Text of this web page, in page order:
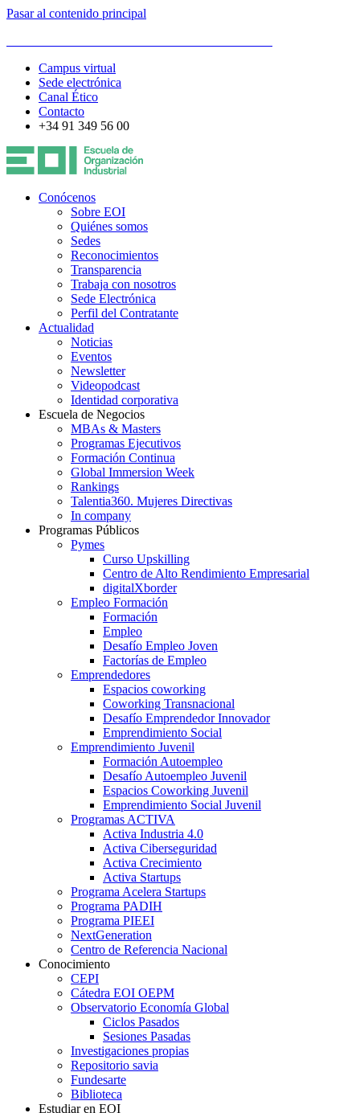
Pasar al contenido principal
Campus virtual
Sede electrónica
Canal Ético
Contacto
+34 91 349 56 00
Conócenos
Sobre EOI
Quiénes somos
Sedes
Reconocimientos
Transparencia
Trabaja con nosotros
Sede Electrónica
Perfil del Contratante
Actualidad
Noticias
Eventos
Newsletter
Videopodcast
Identidad corporativa
Escuela de Negocios
MBAs & Masters
Programas Ejecutivos
Formación Continua
Global Immersion Week
Rankings
Talentia360. Mujeres Directivas
In company
Programas Públicos
Pymes
Curso Upskilling
Centro de Alto Rendimiento Empresarial
digitalXborder
Empleo Formación
Formación
Empleo
Desafío Empleo Joven
Factorías de Empleo
Emprendedores
Espacios coworking
Coworking Transnacional
Desafío Emprendedor Innovador
Emprendimiento Social
Emprendimiento Juvenil
Formación Autoempleo
Desafío Autoempleo Juvenil
Espacios Coworking Juvenil
Emprendimiento Social Juvenil
Programas ACTIVA
Activa Industria 4.0
Activa Ciberseguridad
Activa Crecimiento
Activa Startups
Programa Acelera Startups
Programa PADIH
Programa PIEEI
NextGeneration
Centro de Referencia Nacional
Conocimiento
CEPI
Cátedra EOI OEPM
Observatorio Economía Global
Ciclos Pasados
Sesiones Pasadas
Investigaciones propias
Repositorio savia
Fundesarte
Biblioteca
Estudiar en EOI